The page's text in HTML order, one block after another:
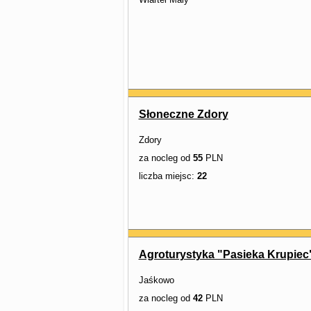
Słoneczne Zdory
Zdory
za nocleg od 55PLN
liczba miejsc: 22
Agroturystyka "Pasieka
Jaśkowo
za nocleg od 42PLN